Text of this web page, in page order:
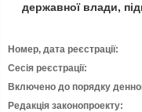
державної влади,
Номер, дата реєстрації:
Сесія реєстрації:
Включено до порядку
Редакція законопроекту: